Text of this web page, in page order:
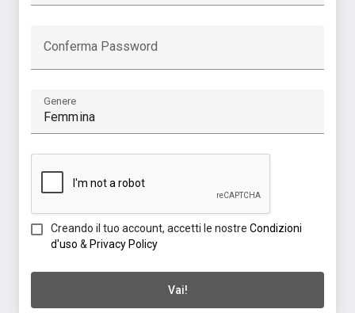
Conferma Password
Genere
Creando il tuo account, accetti le nostre Condizioni
d'uso & Privacy Policy
Vai!